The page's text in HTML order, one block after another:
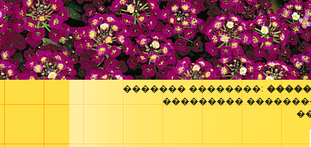
������� ��������:
���������